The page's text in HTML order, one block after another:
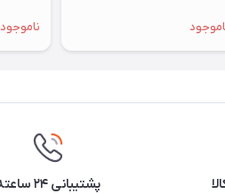
ناموجود
پشتیبانی ۲۴ ساعته